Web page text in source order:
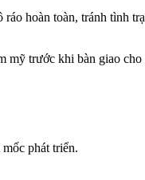
hoàn toàn, tránh tình
mỹ trước khi bàn giao cho
phát triển.